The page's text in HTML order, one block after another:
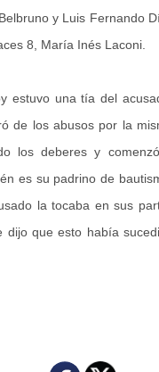
y Luis Fernando
8, María Inés Laconi.
estuvo una tía del
de los abusos por la
los deberes y
es su padrino de
la tocaba en sus
dijo que esto había